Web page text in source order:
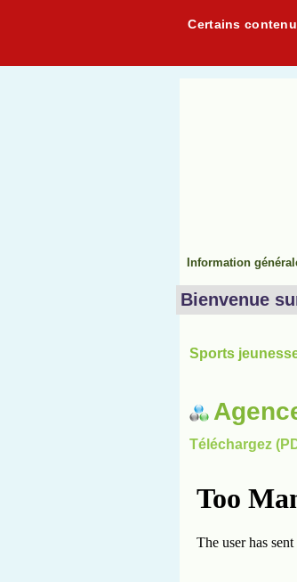
Certains
Information
Bienvenue
Sports
Téléchargez